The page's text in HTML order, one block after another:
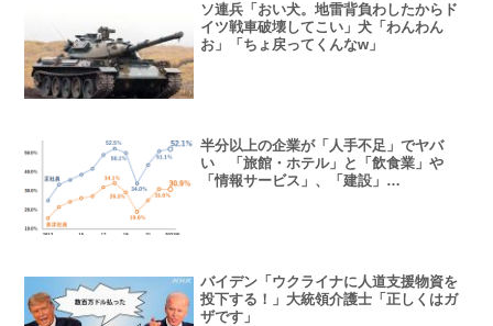
ソ連兵「おい犬。地雷背負わしたからド
イツ戦車破壊してこい」犬「わんわん
お」「ちょ戻ってくんなw」
半分以上の企業が「人手不足」でヤバ
い 「旅館・ホテル」と「飲食業」や
「情報サービス」、「建設」…
バイデン「ウクライナに人道支援物資を
投下する！」大統領介護士「正しくはガ
ザです」